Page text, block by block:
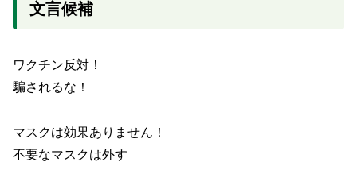
文言候補
ワクチン反対！
騙されるな！
マスクは効果ありません！
不要なマスクは外す